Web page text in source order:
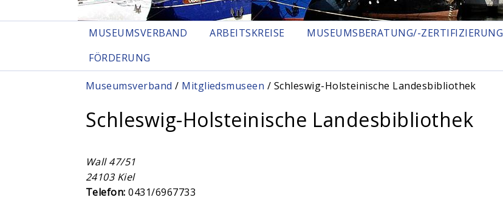
MUSEUMSVERBAND ARBEITSKREISE MUSEUMSBERATUNG/-ZERTIFIZIERUNG
FÖRDERUNG
Sie sind hier
Museumsverband / Mitgliedsmuseen / Schleswig-Holsteinische Landesbibliothek
Schleswig-Holsteinische Landesbibliothek
Wall 47/51
24103 Kiel
Telefon:0431/6967733